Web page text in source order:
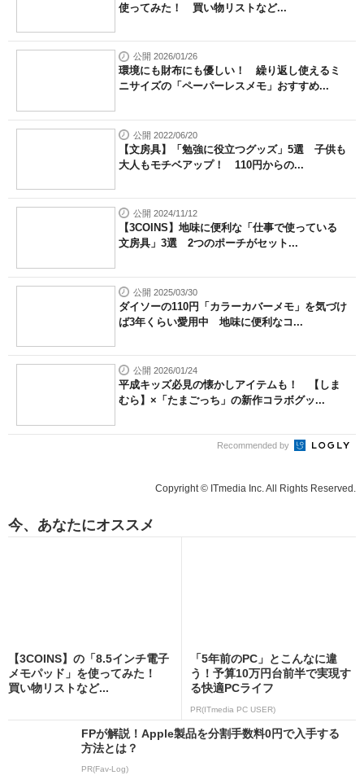
使ってみた！ 買い物リストなど...
公開 2026/01/26
環境にも財布にも優しい！ 繰り返し使えるミ
ニサイズの「ペーパーレスメモ」おすすめ...
公開 2022/06/20
【文房具】「勉強に役立つグッズ」5選 子供も
大人もモチベアップ！ 110円からの...
公開 2024/11/12
【3COINS】地味に便利な「仕事で使っている
文房具」3選 2つのポーチがセット...
公開 2025/03/30
ダイソーの110円「カラーカバーメモ」を気づけ
ば3年くらい愛用中 地味に便利なコ...
公開 2026/01/24
平成キッズ必見の懐かしアイテムも！ 【しま
むら】×「たまごっち」の新作コラボグッ...
Recommended by
Copyright © ITmedia Inc. All Rights Reserved.
今、あなたにオススメ
【3COINS】の「8.5インチ電子
メモパッド」を使ってみた！
買い物リストなど...
「5年前のPC」とこんなに違
う！予算10万円台前半で実現す
る快適PCライフ
PR(ITmedia PC USER)
FPが解説！Apple製品を分割手数料0円で入手する
方法とは？
PR(Fav-Log)